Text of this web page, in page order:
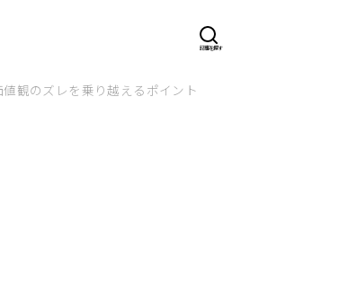
観のズレを乗り越えるポイント